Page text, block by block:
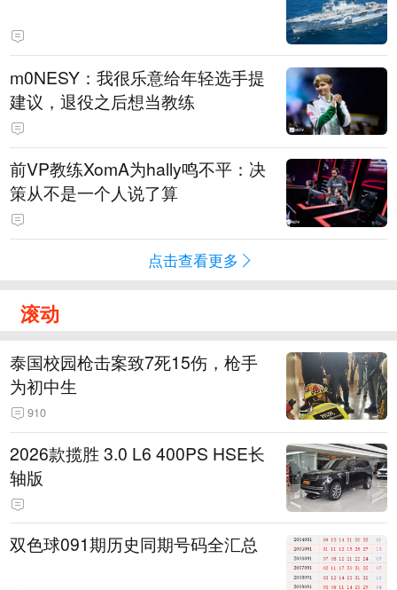
m0NESY：我很乐意给年轻选手提
建议，退役之后想当教练
前VP教练XomA为hally鸣不平：决
策从不是一个人说了算
点击查看更多
滚动
泰国校园枪击案致7死15伤，枪手
为初中生
910
2026款揽胜 3.0 L6 400PS HSE长
轴版
双色球091期历史同期号码全汇总